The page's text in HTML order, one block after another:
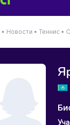
• Новости • Теннис •